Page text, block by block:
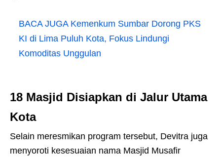
BACA JUGA Kemenkum Sumbar Dorong PKS
KI di Lima Puluh Kota, Fokus Lindungi
Komoditas Unggulan
18 Masjid Disiapkan di Jalur Utama
Kota
Selain meresmikan program tersebut, Devitra juga
menyoroti kesesuaian nama Masjid Musafir